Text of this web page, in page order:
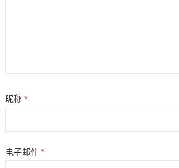
昵称 *
电子邮件 *